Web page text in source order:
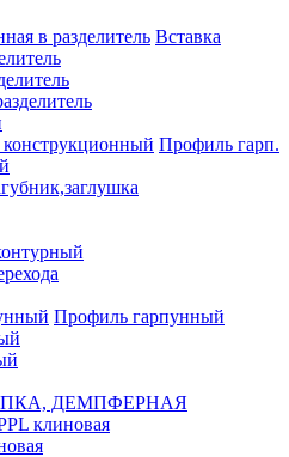
Вставка
Профиль гарп.
Профиль гарпунный
ДЕМПФЕРНАЯ
клиновая